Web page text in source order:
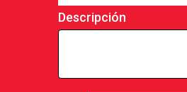
Descripción